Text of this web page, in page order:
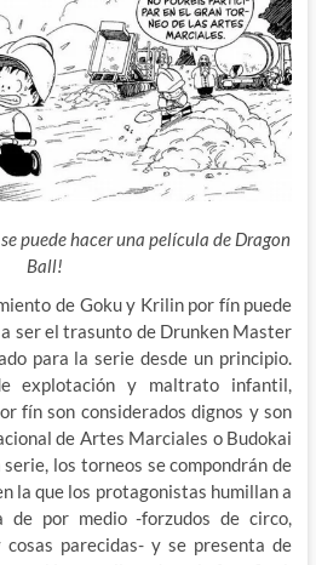
puede hacer una película de Dragon
Ball!
de Goku y Krilin por fín puede
ser el trasunto de Drunken Master
para la serie desde un principio.
explotación y maltrato infantil,
fín son considerados dignos y son
de Artes Marciales o Budokai
los torneos se compondrán de
la que los protagonistas humillan a
por medio -forzudos de circo,
parecidas- y se presenta de